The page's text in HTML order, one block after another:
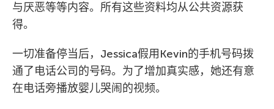
与厌恶等等内容。所有这些资料均从公共资源获
得。
一切准备停当后，Jessica假用Kevin的手机号码拨
通了电话公司的号码。为了增加真实感，她还有意
在电话旁播放婴儿哭闹的视频。